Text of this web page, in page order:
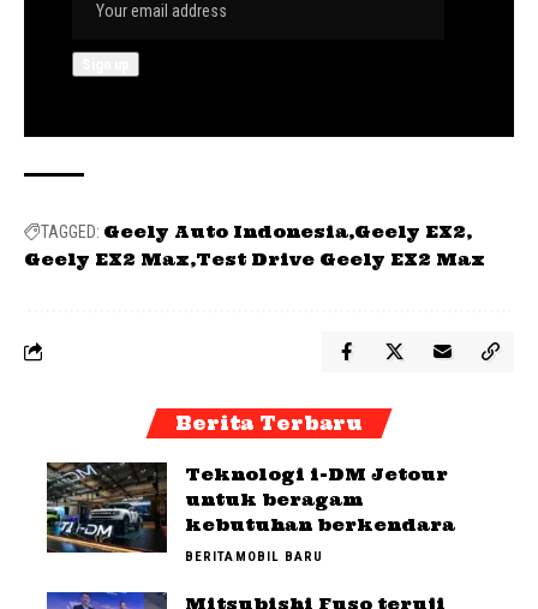
TAGGED: Geely Auto Indonesia Geely EX2
Geely EX2 Max Test Drive Geely EX2 Max
Berita Terbaru
Teknologi i-DM Jetour
untuk beragam
kebutuhan berkendara
BERITAMOBIL BARU
Mitsubishi Fuso teruji